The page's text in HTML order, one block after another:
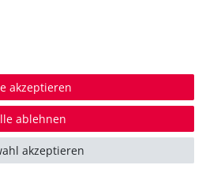
akzeptieren
ablehnen
akzeptieren